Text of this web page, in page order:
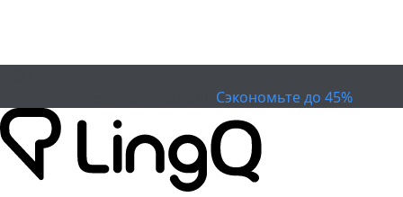
Сэкономьте до 45%